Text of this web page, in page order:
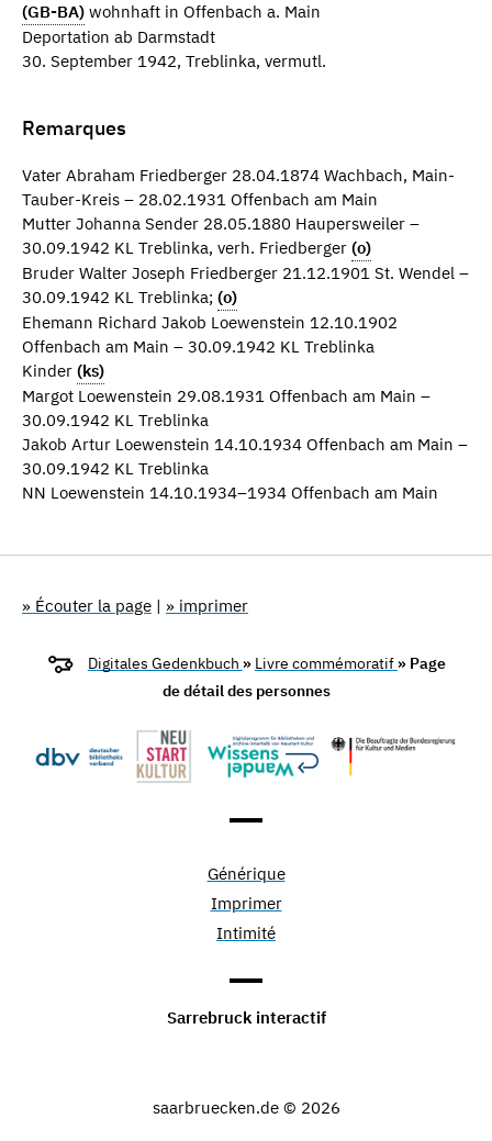
(GB-BA) wohnhaft in Offenbach a. Main
Deportation ab Darmstadt
30. September 1942, Treblinka, vermutl.
Remarques
Vater Abraham Friedberger 28.04.1874 Wachbach, Main-
Tauber-Kreis – 28.02.1931 Offenbach am Main
Mutter Johanna Sender 28.05.1880 Haupersweiler –
30.09.1942 KL Treblinka, verh. Friedberger (o)
Bruder Walter Joseph Friedberger 21.12.1901 St. Wendel –
30.09.1942 KL Treblinka; (o)
Ehemann Richard Jakob Loewenstein 12.10.1902
Offenbach am Main – 30.09.1942 KL Treblinka
Kinder (ks)
Margot Loewenstein 29.08.1931 Offenbach am Main –
30.09.1942 KL Treblinka
Jakob Artur Loewenstein 14.10.1934 Offenbach am Main –
30.09.1942 KL Treblinka
NN Loewenstein 14.10.1934–1934 Offenbach am Main
» Écouter la page | » imprimer
Digitales Gedenkbuch » Livre commémoratif » Page
de détail des personnes
Générique
Imprimer
Intimité
Sarrebruck interactif
saarbruecken.de © 2026